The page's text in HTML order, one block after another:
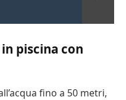
piscina con
fino a 50 metri,